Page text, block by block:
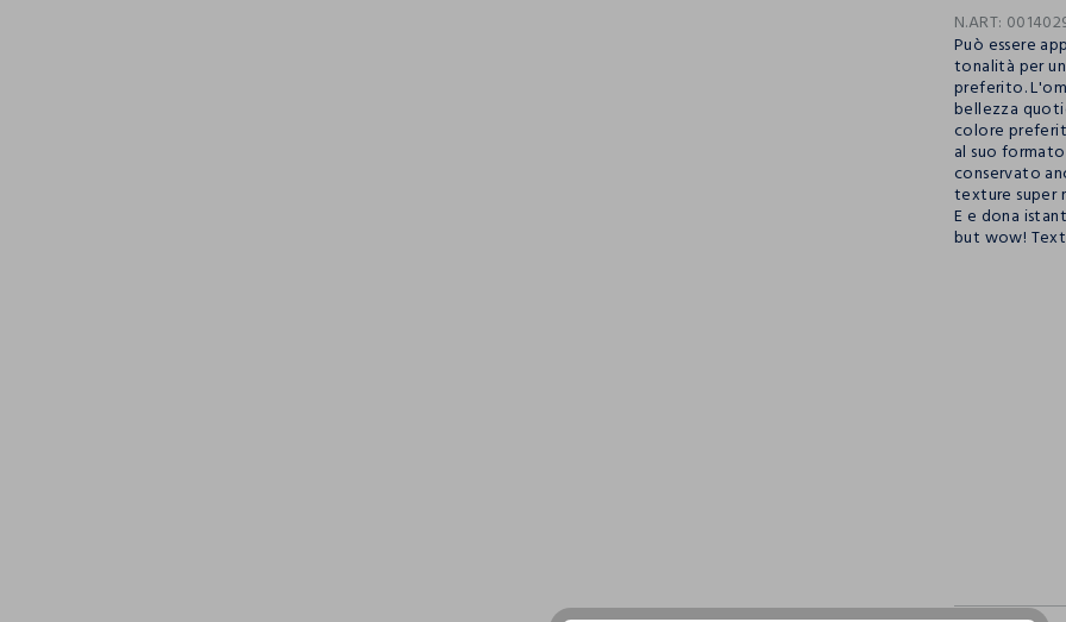
N.ART:
Può essere
tonalità per
preferito.
bellezza
colore
al suo
conservato
texture super
E e dona
but wow!